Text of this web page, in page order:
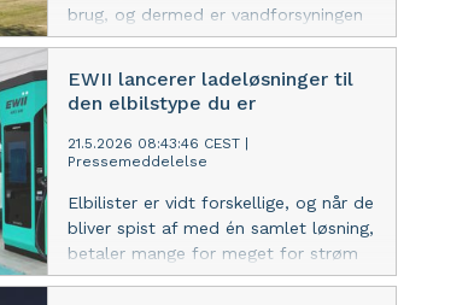
brug, og dermed er vandforsyningen
på det vestlige Fyn efter knap 10 års
Middelfart leverer vandværket
drikkevand til omkring 7.500 kunder i
Middelfart by og opland.
EWII lancerer ladeløsninger til
den elbilstype du er
21.5.2026 08:43:46 CEST
Pressemeddelelse
Elbilister er vidt forskellige, og når de
bliver spist af med én samlet løsning,
betaler mange for meget for strøm
og opladning. Energikoncernen EWII